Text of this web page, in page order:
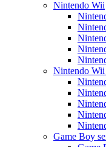
Nintendo Wii
Nintendo
Game Boy